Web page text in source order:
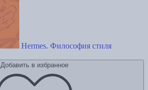
Hermes. Философия стиля
Добавить в избранное